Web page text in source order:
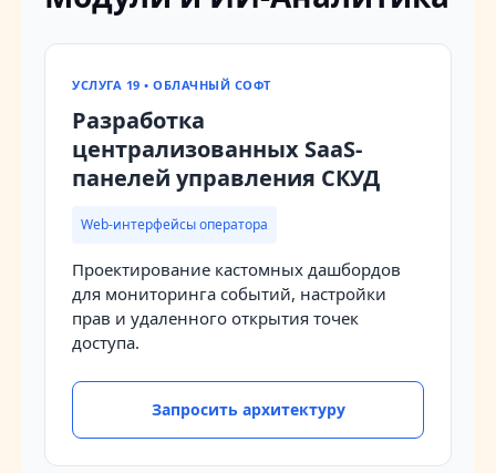
УСЛУГА 19 • ОБЛАЧНЫЙ СОФТ
Разработка
централизованных SaaS-
панелей управления СКУД
Web-интерфейсы оператора
Проектирование кастомных дашбордов
для мониторинга событий, настройки
прав и удаленного открытия точек
доступа.
Запросить архитектуру